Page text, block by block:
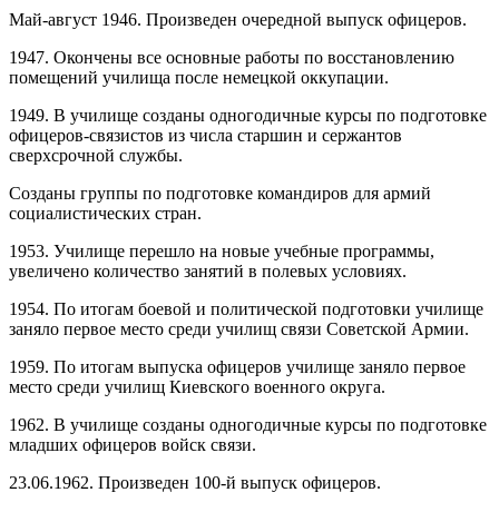
Май-август 1946. Произведен очередной выпуск офицеров.
1947. Окончены все основные работы по восстановлению
помещений училища после немецкой оккупации.
1949. В училище созданы одногодичные курсы по подготовке
офицеров-связистов из числа старшин и сержантов
сверхсрочной службы.
Созданы группы по подготовке командиров для армий
социалистических стран.
1953. Училище перешло на новые учебные программы,
увеличено количество занятий в полевых условиях.
1954. По итогам боевой и политической подготовки училище
заняло первое место среди училищ связи Советской Армии.
1959. По итогам выпуска офицеров училище заняло первое
место среди училищ Киевского военного округа.
1962. В училище созданы одногодичные курсы по подготовке
младших офицеров войск связи.
23.06.1962. Произведен 100-й выпуск офицеров.